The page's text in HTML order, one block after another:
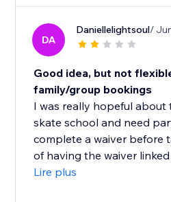
DA
Daniellelightsoul/
Good idea, but not
family/group bookings
I was really hopeful about
skate school and need
complete a waiver before
of having the waiver
Lire plus